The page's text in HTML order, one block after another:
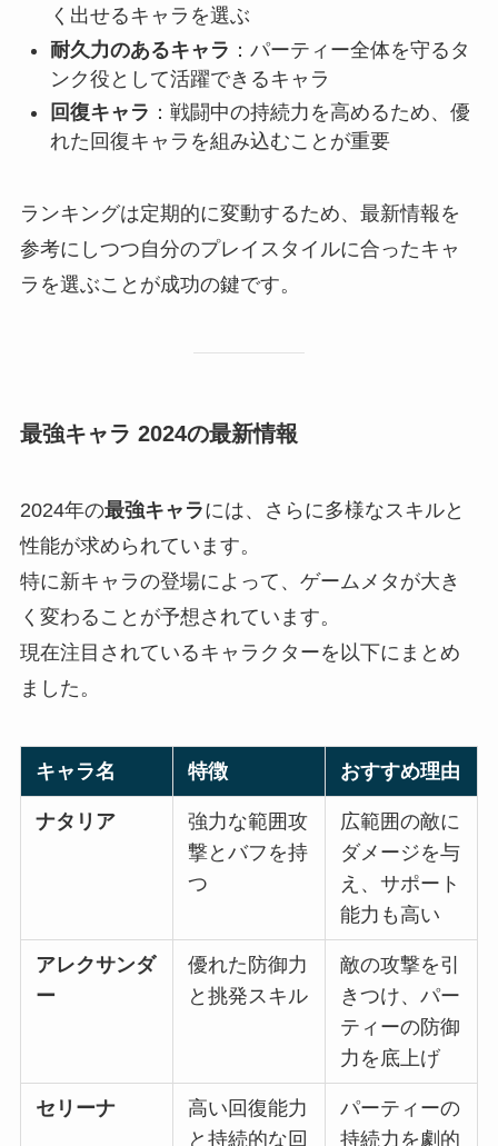
く出せるキャラを選ぶ
耐久力のあるキャラ ：パーティー全体を守るタ
ンク役として活躍できるキャラ
回復キャラ ：戦闘中の持続力を高めるため、優
れた回復キャラを組み込むことが重要
ランキングは定期的に変動するため、最新情報を
参考にしつつ自分のプレイスタイルに合ったキャ
ラを選ぶことが成功の鍵です。
最強キャラ 2024の最新情報
2024年の最強キャラには、さらに多様なスキルと
性能が求められています。
特に新キャラの登場によって、ゲームメタが大き
く変わることが予想されています。
現在注目されているキャラクターを以下にまとめ
ました。
キャラ名 特徴 おすすめ理由
ナタリア
強力な範囲攻
撃とバフを持
つ
広範囲の敵に
ダメージを与
え、サポート
能力も高い
アレクサンダ
ー
優れた防御力
と挑発スキル
敵の攻撃を引
きつけ、パー
ティーの防御
力を底上げ
セリーナ
高い回復能力
と持続的な回
パーティーの
持続力を劇的